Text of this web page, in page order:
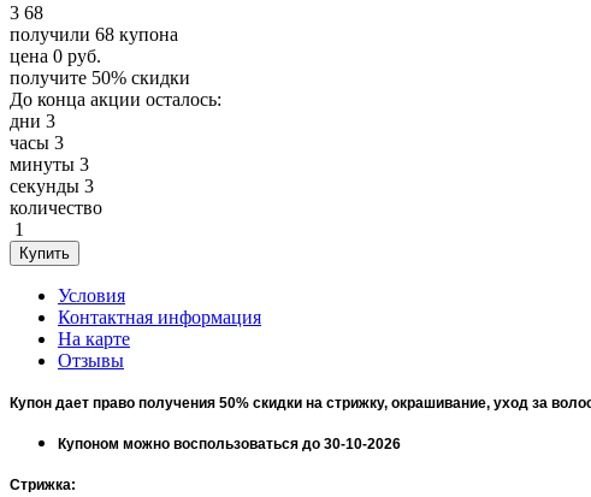
3 68
получили 68 купона
цена 0 руб.
получите 50% скидки
До конца акции осталось:
дни 3
часы 3
минуты 3
секунды 3
количество
1
Условия
Контактная информация
На карте
Отзывы
Купон дает право получения 50% скидки на cтрижку, окрашивание, уход за
Купоном можно воспользоваться до 30-10-2026
Стрижка: